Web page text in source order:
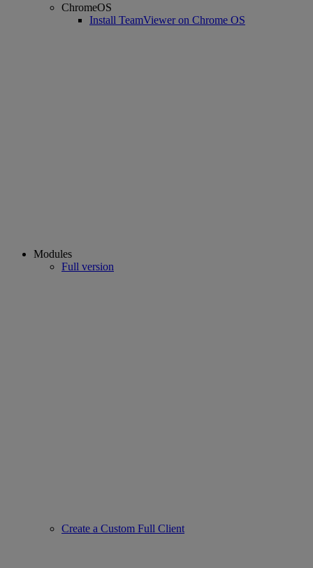
ChromeOS
Install TeamViewer on Chrome OS
Modules
Full version
Create a Custom Full Client